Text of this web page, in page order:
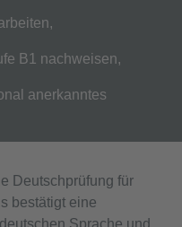
B1 nachweisen,
anerkanntes
Deutschprüfung für
bestätigt eine
Sprache und